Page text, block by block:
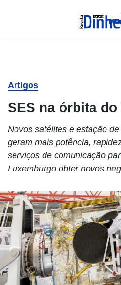
Artigos
SES na órbita
Novos satélites e estação
geram mais potência,
serviços de comunicação
Luxemburgo obter novos